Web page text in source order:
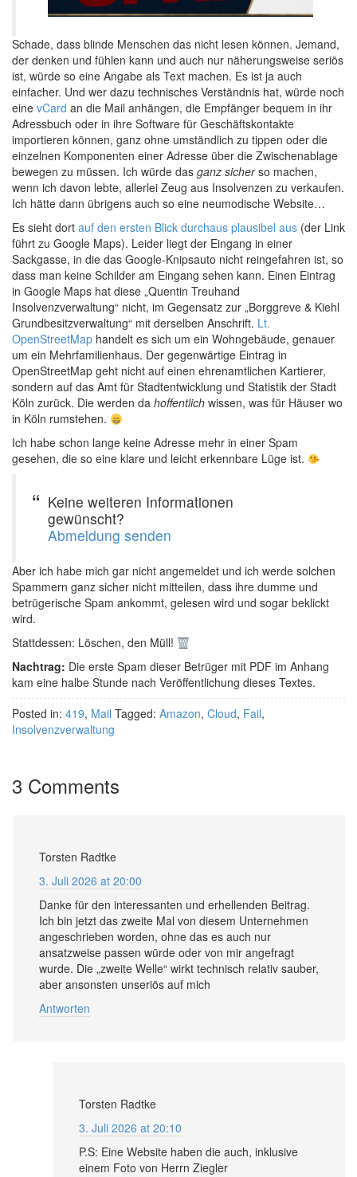
Schade, dass blinde Menschen das nicht lesen können. Jemand,
der denken und fühlen kann und auch nur näherungsweise seriös
ist, würde so eine Angabe als Text machen. Es ist ja auch
einfacher. Und wer dazu technisches Verständnis hat, würde noch
eine vCard an die Mail anhängen, die Empfänger bequem in ihr
Adressbuch oder in ihre Software für Geschäftskontakte
importieren können, ganz ohne umständlich zu tippen oder die
einzelnen Komponenten einer Adresse über die Zwischenablage
bewegen zu müssen. Ich würde das ganz sicherso machen,
wenn ich davon lebte, allerlei Zeug aus Insolvenzen zu verkaufen.
Ich hätte dann übrigens auch so eine neumodische Website…
Es sieht dort auf den ersten Blick durchaus plausibel aus (der Link
führt zu Google Maps). Leider liegt der Eingang in einer
Sackgasse, in die das Google-Knipsauto nicht reingefahren ist, so
dass man keine Schilder am Eingang sehen kann. Einen Eintrag
in Google Maps hat diese „Quentin Treuhand
Insolvenzverwaltung“ nicht, im Gegensatz zur „Borggreve & Kiehl
Grundbesitzverwaltung“ mit derselben Anschrift. Lt.
OpenStreetMap handelt es sich um ein Wohngebäude, genauer
um ein Mehrfamilienhaus. Der gegenwärtige Eintrag in
OpenStreetMap geht nicht auf einen ehrenamtlichen Kartierer,
sondern auf das Amt für Stadtentwicklung und Statistik der Stadt
Köln zurück. Die werden da hoffentlich wissen, was für Häuser wo
in Köln rumstehen.
Ich habe schon lange keine Adresse mehr in einer Spam
gesehen, die so eine klare und leicht erkennbare Lüge ist.
Keine weiteren Informationen
gewünscht?
Abmeldung senden
Aber ich habe mich gar nicht angemeldet und ich werde solchen
Spammern ganz sicher nicht mitteilen, dass ihre dumme und
betrügerische Spam ankommt, gelesen wird und sogar beklickt
wird.
Stattdessen: Löschen, den Müll!
Nachtrag: Die erste Spam dieser Betrüger mit PDF im Anhang
kam eine halbe Stunde nach Veröffentlichung dieses Textes.
Posted in: 419, Mail Tagged: Amazon, Cloud, Fail,
Insolvenzverwaltung
3 Comments
Torsten Radtke
3. Juli 2026 at 20:00
Danke für den interessanten und erhellenden Beitrag.
Ich bin jetzt das zweite Mal von diesem Unternehmen
angeschrieben worden, ohne das es auch nur
ansatzweise passen würde oder von mir angefragt
wurde. Die „zweite Welle“ wirkt technisch relativ sauber,
aber ansonsten unseriös auf mich
Antworten
Torsten Radtke
3. Juli 2026 at 20:10
P.S: Eine Website haben die auch, inklusive
einem Foto von Herrn Ziegler